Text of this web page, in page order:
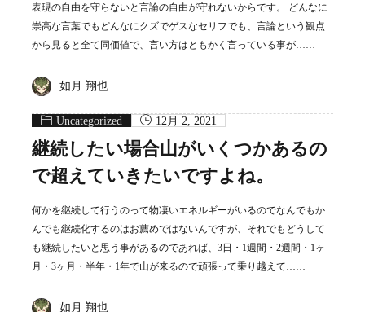
表現の自由を守らないと言論の自由が守れないからです。 どんなに
崇高な言葉でもどんなにクズでゲスなセリフでも、言論という観点
から見ると全て同価値で、言い方はともかく言っている事が……
如月 翔也
Uncategorized 12月 2, 2021
継続したい場合山がいくつかあるの
で超えていきたいですよね。
何かを継続して行うのって物凄いエネルギーがいるのでなんでもか
んでも継続化するのはお薦めではないんですが、それでもどうして
も継続したいと思う事があるのであれば、3日・1週間・2週間・1ヶ
月・3ヶ月・半年・1年で山が来るので頑張って乗り越えて……
如月 翔也